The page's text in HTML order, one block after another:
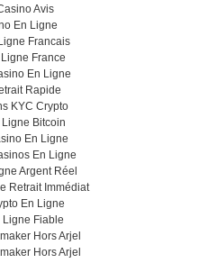
Avis
En Ligne
Francais
France
En Ligne
Rapide
KYC Crypto
Bitcoin
En Ligne
En Ligne
Argent Réel
Retrait Immédiat
En Ligne
Fiable
Hors Arjel
Hors Arjel